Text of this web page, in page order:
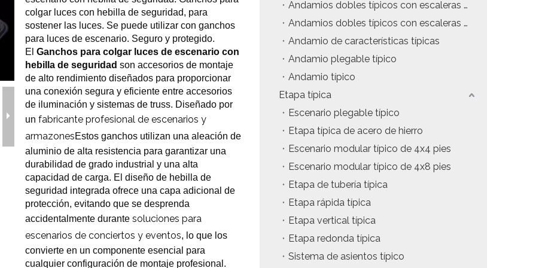
y accesorios de escenarioCaja de embalaje para eventos
Joyería para eventos de boda
Precio del estuche de vuelo
Precio de la maquinaria de escenario
Precio de la carpa para eventos
Precio del andamio de aluminio
producto tipico
colgar luces con hebilla de seguridad, para
sostener las luces. Se puede utilizar con ganchos
para luces de escenario. Seguro y protegido.
El Ganchos para colgar luces de escenario con
hebilla de seguridad son accesorios de montaje
de alto rendimiento diseñados para proporcionar
una conexión segura y eficiente entre accesorios
de iluminación y sistemas de truss. Diseñado por
un fabricante profesional de escenarios y
armazonesEstos ganchos utilizan una aleación de
aluminio de alta resistencia para garantizar una
durabilidad de grado industrial y una alta
capacidad de carga. El diseño de hebilla de
seguridad integrada ofrece una capa adicional de
protección, evitando que se desprenda
accidentalmente durante soluciones para
escenarios de conciertos y eventos, lo que los
convierte en un componente esencial para
cualquier configuración de montaje profesional.
Andamios dobles típicos con escaleras colgantes
Andamios dobles típicos con escaleras de inclinación
Andamio de características típicas
Andamio plegable típico
Andamio típico
Etapa típica
Escenario plegable típico
Etapa típica de acero de hierro
Escenario modular típico de 4x4 pies
Escenario modular típico de 4x8 pies
Etapa de tubería típica
Etapa rápida típica
Etapa vertical típica
Etapa redonda típica
Sistema de asientos típico